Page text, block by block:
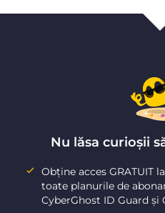
Nu lăsa curioșii
Obține acces GRATUIT
toate planurile de
CyberGhost ID Guard și